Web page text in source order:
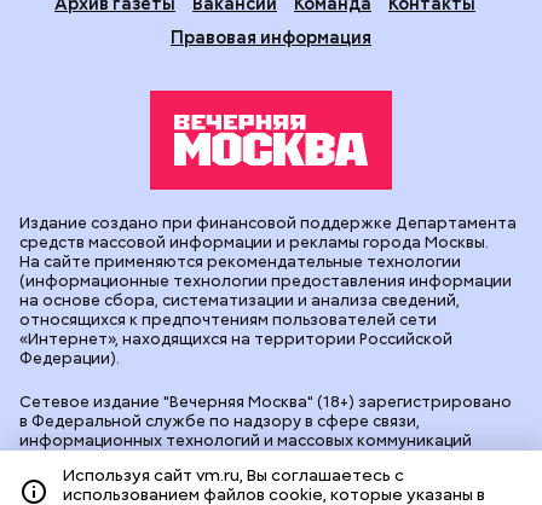
Правовая информация
Сетевое издание "Вечерняя Москва" (18+) зарегистрировано
в Федеральной службе по надзору в сфере связи,
информационных технологий и массовых коммуникаций
90524 от 09.12.2025. Учредитель: АО "Редакция газеты
"Вечерняя Москва". Главный редактор vm.ru: Александр
Издание создано при финансовой поддержке Департамента
средств массовой информации и рекламы города Москвы.
На сайте применяются рекомендательные технологии
(информационные технологии предоставления информации
на основе сбора, систематизации и анализа сведений,
относящихся к предпочтениям пользователей сети
«Интернет», находящихся на территории Российской
Федерации).
Используя сайт vm.ru, Вы соглашаетесь с
использованием файлов cookie, которые указаны в